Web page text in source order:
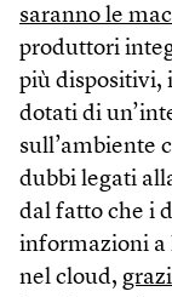
saranno le
produttori
più dispositivi,
dotati di
sull’ambiente
dubbi legati
dal fatto che i
informazioni a
nel cloud,